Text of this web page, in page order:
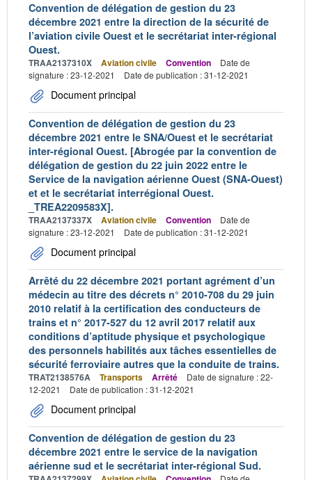
Convention de délégation de gestion du 23
décembre 2021 entre la direction de la sécurité de
l’aviation civile Ouest et le secrétariat inter-régional
Ouest.
TRAA2137310X Aviation civile Convention
Date de
signature : 23-12-2021
Date de publication : 31-12-2021
Document principal
Convention de délégation de gestion du 23
décembre 2021 entre le SNA/Ouest et le secrétariat
inter-régional Ouest. [Abrogée par la convention de
délégation de gestion du 22 juin 2022 entre le
Service de la navigation aérienne Ouest (SNA-Ouest)
et et le secrétariat interrégional Ouest.
_TREA2209583X].
TRAA2137337X Aviation civile Convention
Date de
signature : 23-12-2021
Date de publication : 31-12-2021
Document principal
Arrêté du 22 décembre 2021 portant agrément d’un
médecin au titre des décrets n° 2010-708 du 29 juin
2010 relatif à la certification des conducteurs de
trains et n° 2017-527 du 12 avril 2017 relatif aux
conditions d’aptitude physique et psychologique
des personnels habilités aux tâches essentielles de
sécurité ferroviaire autres que la conduite de trains.
TRAT2138576A Transports Arrêté
Date de signature : 22-
12-2021
Date de publication : 31-12-2021
Document principal
Convention de délégation de gestion du 23
décembre 2021 entre le service de la navigation
aérienne sud et le secrétariat inter-régional Sud.